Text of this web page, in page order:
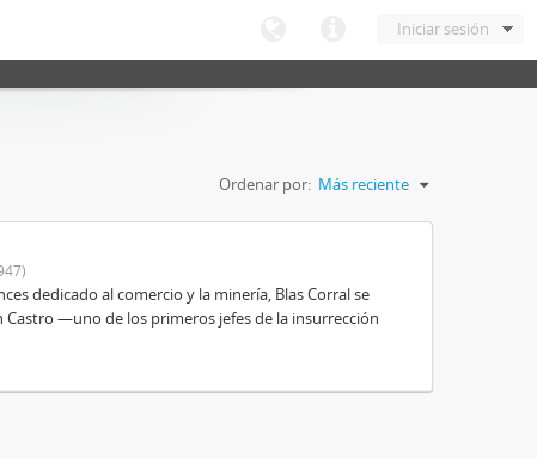
Iniciar sesión
Ordenar por: Más reciente
dedicado al comercio y la minería, Blas Corral se
Castro —uno de los primeros jefes de la insurrección